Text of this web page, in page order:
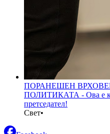
ПОРАНЕШЕН
ПОЛИТИКАТА - Ова е
претседател!
Свет•